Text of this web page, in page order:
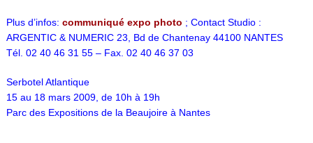
Plus d’infos: communiqué expo photo ; Contact Studio :
ARGENTIC & NUMERIC 23, Bd de Chantenay 44100 NANTES
Tél. 02 40 46 31 55 – Fax. 02 40 46 37 03
Serbotel Atlantique
15 au 18 mars 2009, de 10h à 19h
Parc des Expositions de la Beaujoire à Nantes